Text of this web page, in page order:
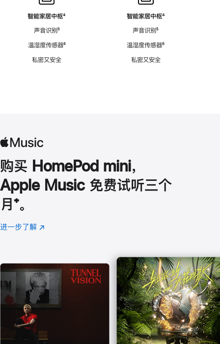
智能家居中枢脚
⁴
声音识别脚
⁵
温湿度传感器脚
⁶
私密又安全
智能家居中枢脚
⁴
声音识别脚
⁵
温湿度传感器脚
⁶
私密又安全
购买 HomePod mini，
Apple Music 免费试听三个
月 脚
注
⁺。
进一步了解 Apple
(在
口
中
打
开)